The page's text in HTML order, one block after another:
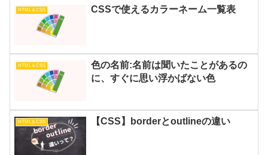
HTML＆CSS CSSで使えるカラーネーム一覧表
HTML＆CSS
色の名前:名前は聞いたことがあるの
に、すぐに思い浮かばない色
HTML＆CSS 【CSS】borderとoutlineの違い